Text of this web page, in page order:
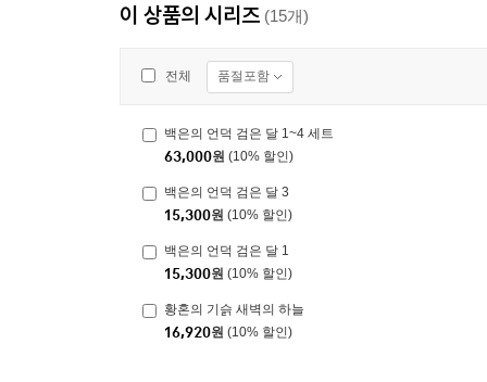
이 상품의 시리즈 (15개)
전체 품절포함
백은의 언덕 검은 달 1~4 세트
63,000원 (10% 할인)
백은의 언덕 검은 달 3
15,300원 (10% 할인)
백은의 언덕 검은 달 1
15,300원 (10% 할인)
황혼의 기슭 새벽의 하늘
16,920원 (10% 할인)